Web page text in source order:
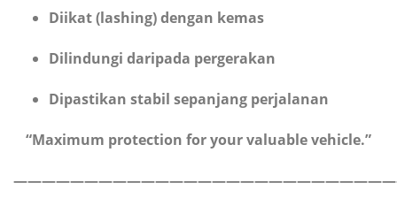
Diikat (lashing) dengan kemas
Dilindungi daripada pergerakan
Dipastikan stabil sepanjang perjalanan
“Maximum protection for your valuable vehicle.”